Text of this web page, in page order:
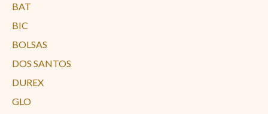
BAT
BIC
BOLSAS
DOS SANTOS
DUREX
GLO